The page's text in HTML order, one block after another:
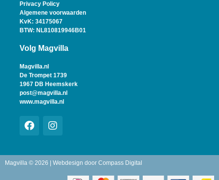
Privacy Policy
Algemene voorwaarden
KvK: 34175067
BTW: NL810819946B01
Volg Magvilla
Magvilla.nl
De Trompet 1739
1967 DB Heemskerk
post@magvilla.nl
www.magvilla.nl
Magvilla © 2026 | Webdesign door Compass Digital